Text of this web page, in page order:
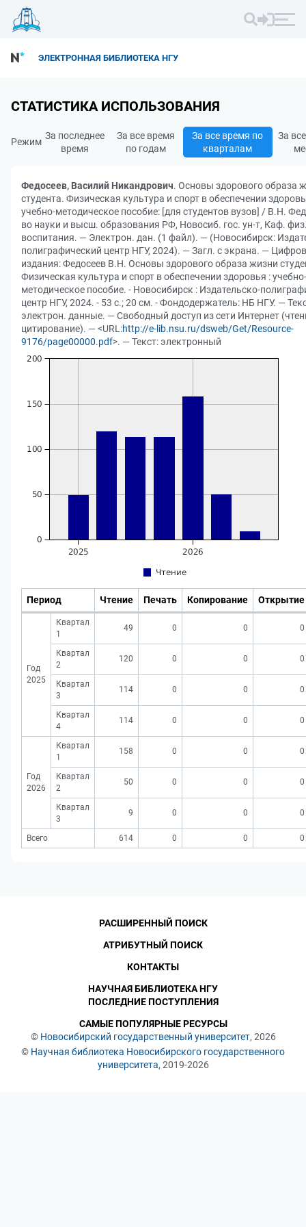
ЭЛЕКТРОННАЯ БИБЛИОТЕКА НГУ
СТАТИСТИКА ИСПОЛЬЗОВАНИЯ
Режим
За последнее
время
За все время
по годам
За все время по
кварталам
За
Федосеев, Василий Никандрович. Основы здорового образа
студента. Физическая культура и спорт в обеспечении
учебно-методическое пособие: [для студентов вузов] / В.Н.
во науки и высш. образования РФ, Новосиб. гос. ун-т, Каф.
воспитания. — Электрон. дан. (1 файл). — (Новосибирск:
полиграфический центр НГУ, 2024). — Загл. с экрана. —
издания: Федосеев В.Н. Основы здорового образа жизни
Физическая культура и спорт в обеспечении здоровья : учебно-
методическое пособие. - Новосибирск : Издательско-
центр НГУ, 2024. - 53 с.; 20 см. - Фондодержатель: НБ НГУ. —
электрон. данные. — Свободный доступ из сети Интернет
цитирование). — <URL:http://e-lib.nsu.ru/dsweb/Get/Resource-
9176/page00000.pdf>. — Текст: электронный
Период Чтение Печать Копирование Открытие
Год
2025
Квартал
1
49 0 0 0
Квартал
2
120 0 0 0
Квартал
3
114 0 0 0
Квартал
4
114 0 0 0
Год
2026
Квартал
1
158 0 0 0
Квартал
2
50 0 0 0
Квартал
3
9 0 0 0
Всего 614 0 0 0
© Новосибирский государственный университет, 2026
© Научная библиотека Новосибирского государственного
университета, 2019-2026
РАСШИРЕННЫЙ ПОИСК
АТРИБУТНЫЙ ПОИСК
КОНТАКТЫ
НАУЧНАЯ БИБЛИОТЕКА НГУ
ПОСЛЕДНИЕ ПОСТУПЛЕНИЯ
САМЫЕ ПОПУЛЯРНЫЕ РЕСУРСЫ